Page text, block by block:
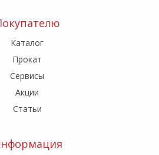
Каталог
Прокат
Сервисы
Акции
Статьи